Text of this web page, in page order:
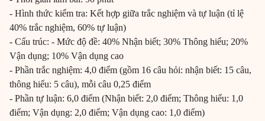
- Hình thức kiểm tra: Kết hợp giữa trắc nghiệm và tự luận (tỉ lệ
40% trắc nghiệm, 60% tự luận)
- Cấu trúc: - Mức độ đề: 40% Nhận biết; 30% Thông hiểu; 20%
Vận dụng; 10% Vận dụng cao
- Phần trắc nghiệm: 4,0 điểm (gồm 16 câu hỏi: nhận biết: 15 câu,
thông hiểu: 5 câu), mỗi câu 0,25 điểm
- Phần tự luận: 6,0 điểm (Nhận biết: 2,0 điểm; Thông hiểu: 1,0
điểm; Vận dụng: 2,0 điểm; Vận dụng cao: 1,0 điểm)